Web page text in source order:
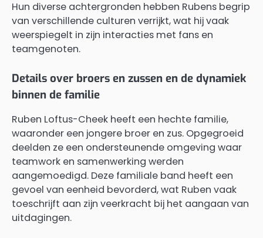
Hun diverse achtergronden hebben Rubens begrip
van verschillende culturen verrijkt, wat hij vaak
weerspiegelt in zijn interacties met fans en
teamgenoten.
Details over broers en zussen en de dynamiek
binnen de familie
Ruben Loftus-Cheek heeft een hechte familie,
waaronder een jongere broer en zus. Opgegroeid
deelden ze een ondersteunende omgeving waar
teamwork en samenwerking werden
aangemoedigd. Deze familiale band heeft een
gevoel van eenheid bevorderd, wat Ruben vaak
toeschrijft aan zijn veerkracht bij het aangaan van
uitdagingen.